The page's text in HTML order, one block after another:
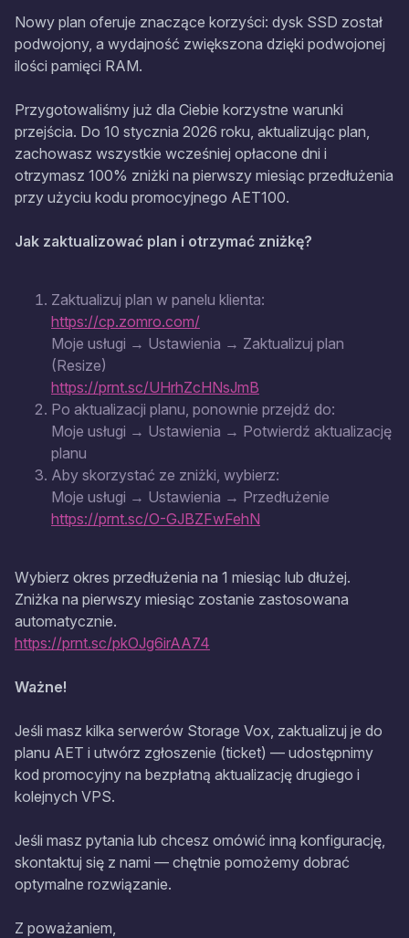
Nowy plan oferuje znaczące korzyści: dysk SSD został
podwojony, a wydajność zwiększona dzięki podwojonej
ilości pamięci RAM.
Przygotowaliśmy już dla Ciebie korzystne warunki
przejścia. Do 10 stycznia 2026 roku, aktualizując plan,
zachowasz wszystkie wcześniej opłacone dni i
otrzymasz 100% zniżki na pierwszy miesiąc przedłużenia
przy użyciu kodu promocyjnego AET100.
Jak zaktualizować plan i otrzymać zniżkę?
Zaktualizuj plan w panelu klienta:
https://cp.zomro.com/
Moje usługi → Ustawienia → Zaktualizuj plan
(Resize)
https://prnt.sc/UHrhZcHNsJmB
Po aktualizacji planu, ponownie przejdź do:
Moje usługi → Ustawienia → Potwierdź aktualizację
planu
Aby skorzystać ze zniżki, wybierz:
Moje usługi → Ustawienia → Przedłużenie
https://prnt.sc/O-GJBZFwFehN
Wybierz okres przedłużenia na 1 miesiąc lub dłużej.
Zniżka na pierwszy miesiąc zostanie zastosowana
automatycznie.
https://prnt.sc/pkOJg6irAA74
Ważne!
Jeśli masz kilka serwerów Storage Vox, zaktualizuj je do
planu AET i utwórz zgłoszenie (ticket) — udostępnimy
kod promocyjny na bezpłatną aktualizację drugiego i
kolejnych VPS.
Jeśli masz pytania lub chcesz omówić inną konfigurację,
skontaktuj się z nami — chętnie pomożemy dobrać
optymalne rozwiązanie.
Z poważaniem,